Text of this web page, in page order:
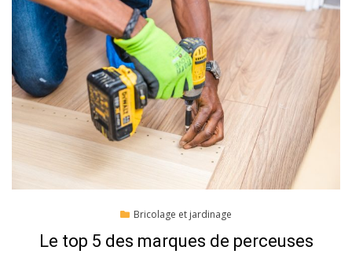
Posted11/02/2021
Bricolage et jardinage
Le top 5 des marques de perceuses